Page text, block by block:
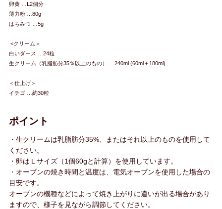
卵黄 …L2個分
薄力粉 …80g
はちみつ …5g
<クリーム＞
白いダース …24粒
生クリーム（乳脂肪分35％以上のもの） …240ml (60ml＋180ml)
＜仕上げ＞
イチゴ …約30粒
ポイント
・生クリームは乳脂肪分35%、またはそれ以上のものを使用して
ください。
・卵はＬサイズ（1個60gと計算）を使用しています。
・オーブンの焼き時間と温度は、電気オーブンを使用した場合の
目安です。
オーブンの機種などによって焼き上がりに違いが出る場合があり
ますので、様子を見ながら調節してください。